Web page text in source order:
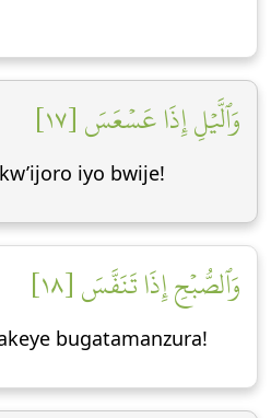
وَٱلَّيۡلِ إِذَا عَسۡعَسَ [١٧]
iyo bwije!
وَٱلصُّبۡحِ إِذَا تَنَفَّسَ [١٨]
bugatamanzura!